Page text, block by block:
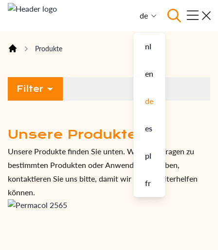
Skip to content
de
nl
en
de
es
pl
fr
Produkte
Filter
Unsere Produkte
Unsere Produkte finden Sie unten. Wenn Sie Fragen zu
bestimmten Produkten oder Anwendungen haben,
kontaktieren Sie uns bitte, damit wir Ihnen weiterhelfen
können.